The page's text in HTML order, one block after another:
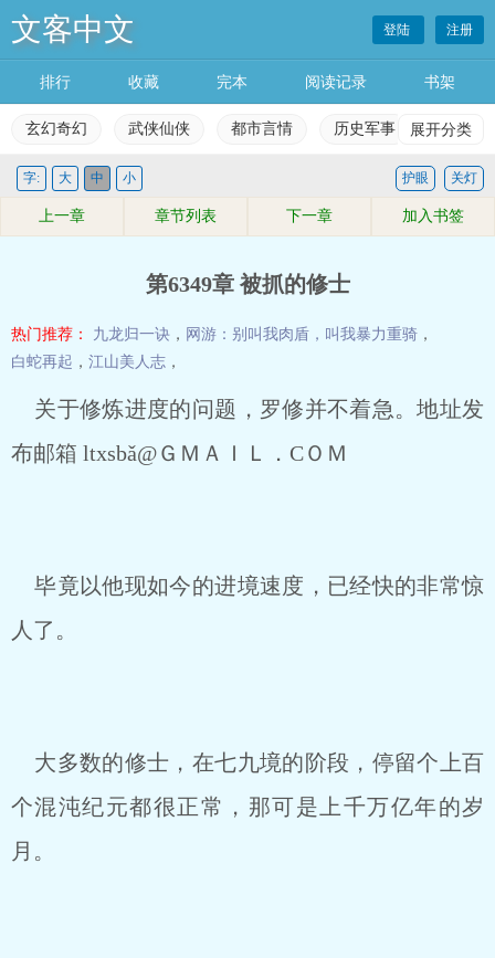
文客中文 登陆 注册
排行 收藏 完本 阅读记录 书架
玄幻奇幻 武侠仙侠 都市言情 历史军事 科幻灵
展开分类
玄幻奇幻 历史军事
科幻灵异 网游竞技 女生频道 完本小说
收藏榜单 永久书架
字: 大 中 小 关灯
护眼
上一章 章节列表 下一章 加入书签
第6349章 被抓的修士
热门推荐： 九龙归一诀 ， 网游：别叫我肉盾，叫我暴力重骑 ，
白蛇再起 ， 江山美人志 ，
关于修炼进度的问题，罗修并不着急。地址发
布邮箱 ltxsbǎ@ＧＭＡＩＬ．CＯＭ
毕竟以他现如今的进境速度，已经快的非常惊
人了。
大多数的修士，在七九境的阶段，停留个上百
个混沌纪元都很正常，那可是上千万亿年的岁
月。